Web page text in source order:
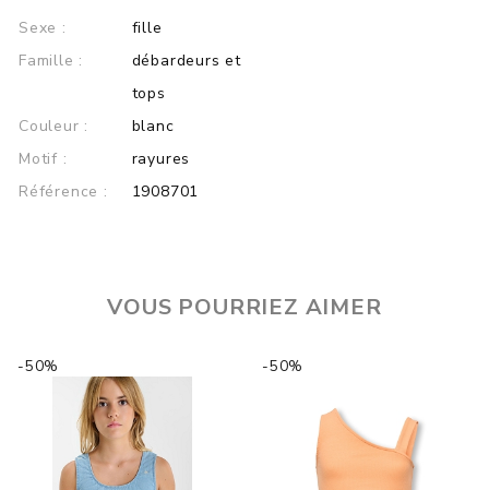
sexe :
fille
famille :
débardeurs et
tops
couleur :
blanc
motif :
rayures
référence :
1908701
VOUS POURRIEZ AIMER
-50% -50%